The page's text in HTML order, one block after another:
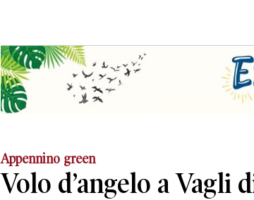
Appennino green
Volo d’angelo a Vagli